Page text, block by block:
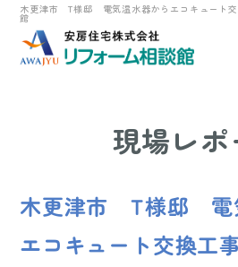
木更津市 T様邸 電気温水器からエコキュート交
館
現場レポ
木更津市 T様邸 電
エコキュート交換工